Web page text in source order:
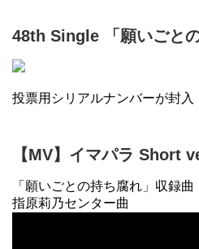
48th Single 「願いごと
投票用シリアルナンバーが封入
【MV】イマパラ Short
「願いごとの持ち腐れ」収録曲
指原莉乃センター曲